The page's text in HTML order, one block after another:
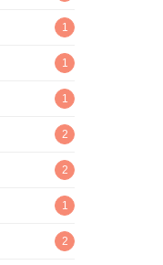
1
1
1
2
2
1
2